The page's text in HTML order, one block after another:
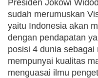
Presiden Jokowi
sudah merumuskan
yaitu Indonesia akan
dengan pendapatan
posisi 4 dunia sebagai
mempunyai kualitas
menguasai ilmu